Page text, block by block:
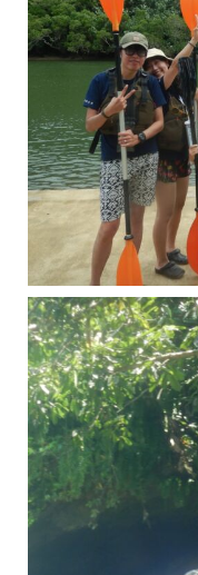
引き潮だったの